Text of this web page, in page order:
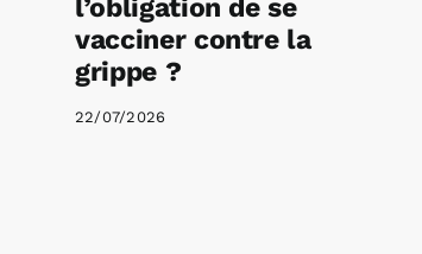
l’obligation de se
vacciner contre la
grippe ?
22/07/2026